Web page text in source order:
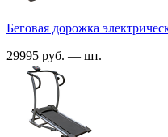
Беговая дорожка
29995 руб. — шт.